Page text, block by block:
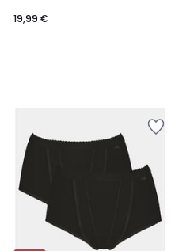
19,99 €